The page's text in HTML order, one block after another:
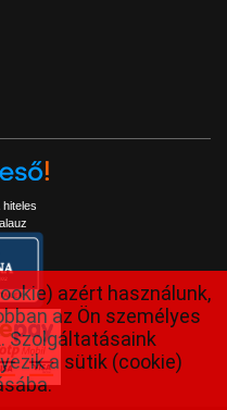
azért használunk,
az Ön személyes
Szolgáltatásaink
a sütik (cookie)